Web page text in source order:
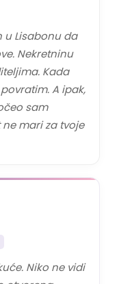
Lisabonu da
Nekretninu
Kada
A ipak,
sam
mari za tvoje
Niko ne vidi